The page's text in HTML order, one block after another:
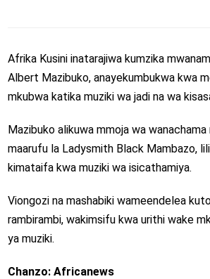
Afrika Kusini inatarajiwa kumzika
Albert Mazibuko, anayekumbukwa kwa
mkubwa katika muziki wa jadi na wa
Mazibuko alikuwa mmoja wa wanachama
maarufu la Ladysmith Black Mambazo,
kimataifa kwa muziki wa isicathamiya.
Viongozi na mashabiki wameendelea
rambirambi, wakimsifu kwa urithi wake
ya muziki.
Chanzo: Africanews